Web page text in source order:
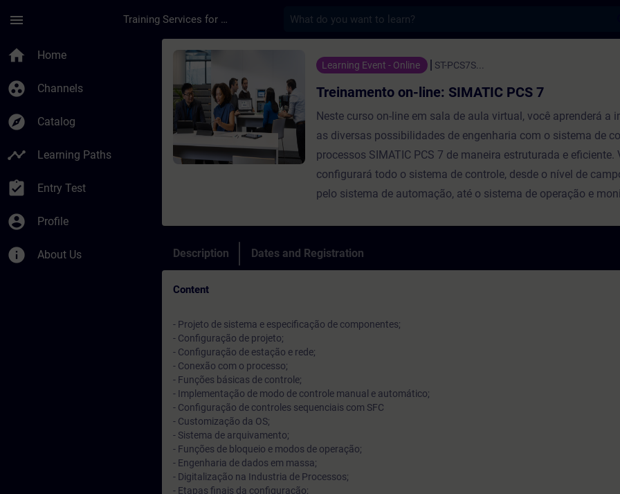
menu Training Services for Digital Industries
home Home
group_work Channels
explore Catalog
timeline Learning Paths
assignment_turned_in Entry Test
account_circle Profile
info About Us
Course - Treinamento on-line: SIMATIC PCS 7 - Training -
Learning Event - Online ST-PCS7S...
Treinamento on-line: SIMATIC PCS 7
Neste curso on-line em sala de aula virtual, você aprenderá a
as diversas possibilidades de engenharia com o sistema de
processos SIMATIC PCS 7 de maneira estruturada e eficiente.
configurará todo o sistema de controle, desde o nível de
pelo sistema de automação, até o sistema de operação e
Description Dates and Registration
Content
- Projeto de sistema e especificação de componentes;
- Configuração de projeto;
- Configuração de estação e rede;
- Conexão com o processo;
- Funções básicas de controle;
- Implementação de modo de controle manual e automático;
- Configuração de controles sequenciais com SFC
- Customização da OS;
- Sistema de arquivamento;
- Funções de bloqueio e modos de operação;
- Engenharia de dados em massa;
- Digitalização na Industria de Processos;
- Etapas finais da configuração;